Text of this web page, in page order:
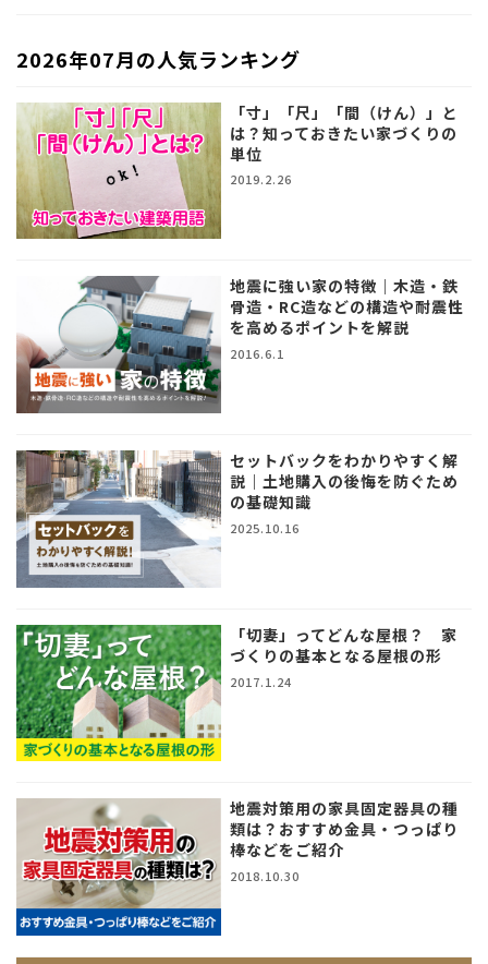
2026年07月の人気ランキング
「寸」「尺」「間（けん）」と
は？知っておきたい家づくりの
単位
2019.2.26
地震に強い家の特徴｜木造・鉄
骨造・RC造などの構造や耐震性
を高めるポイントを解説
2016.6.1
セットバックをわかりやすく解
説｜土地購入の後悔を防ぐため
の基礎知識
2025.10.16
「切妻」ってどんな屋根？ 家
づくりの基本となる屋根の形
2017.1.24
地震対策用の家具固定器具の種
類は？おすすめ金具・つっぱり
棒などをご紹介
2018.10.30